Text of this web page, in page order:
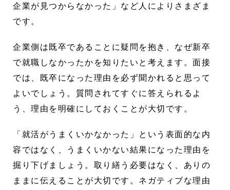
企業が見つからなかった」など人によりさまざま
です。
企業側は既卒であることに疑問を抱き、なぜ新卒
で就職しなかったかを知りたいと考えます。面接
では、既卒になった理由を必ず聞かれると思って
よいでしょう。質問されてすぐに答えられるよ
う、理由を明確にしておくことが大切です。
「就活がうまくいかなかった」という表面的な内
容ではなく、うまくいかない結果になった理由を
掘り下げましょう。取り繕う必要はなく、ありの
ままに伝えることが大切です。ネガティブな理由